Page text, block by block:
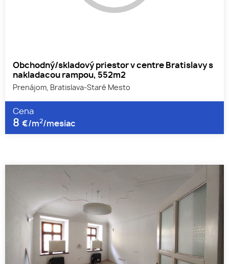
Obchodný/skladový priestor v centre Bratislavy s
nakladacou rampou, 552m2
Prenájom, Bratislava-Staré Mesto
Cena
8 €/m2/mesiac